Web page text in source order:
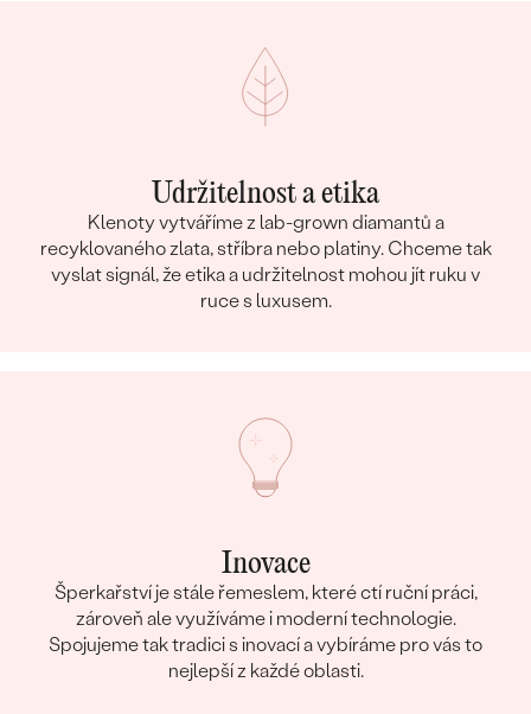
Udržitelnost a etika
Klenoty vytváříme z lab-grown diamantů a
recyklovaného zlata, stříbra nebo platiny. Chceme tak
vyslat signál, že etika a udržitelnost mohou jít ruku v
ruce s luxusem.
Inovace
Šperkařství je stále řemeslem, které ctí ruční práci,
zároveň ale využíváme i moderní technologie.
Spojujeme tak tradici s inovací a vybíráme pro vás to
nejlepší z každé oblasti.